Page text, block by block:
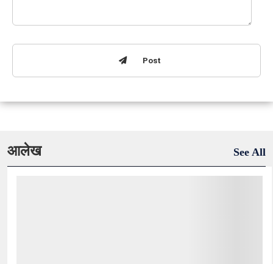
Post
आलेख See All